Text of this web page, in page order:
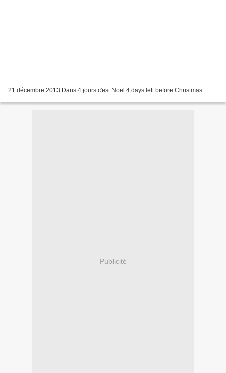
21 décembre 2013 Dans 4 jours c'est Noël 4 days left before Christmas
Publicité